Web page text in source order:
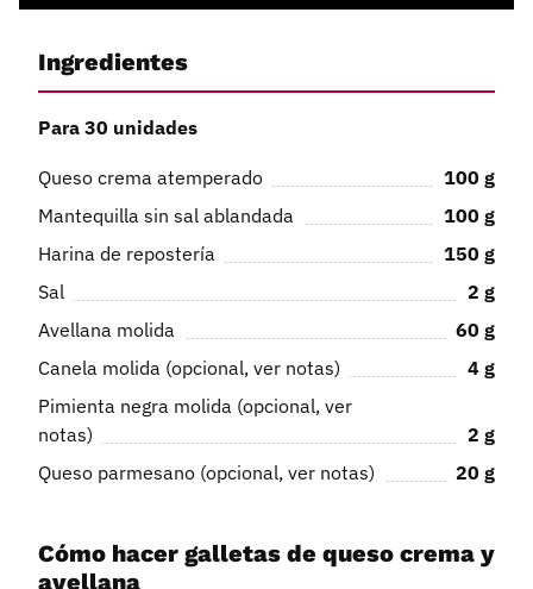
Ingredientes
Para 30 unidades
Queso crema atemperado 100 g
Mantequilla sin sal ablandada
100 g
Harina de repostería
150 g
Sal
2 g
Avellana molida
60 g
Canela molida (opcional, ver notas)
4 g
Pimienta negra molida (opcional, ver
notas)
2 g
Queso parmesano (opcional, ver notas)
20 g
Cómo hacer galletas de queso crema y
avellana